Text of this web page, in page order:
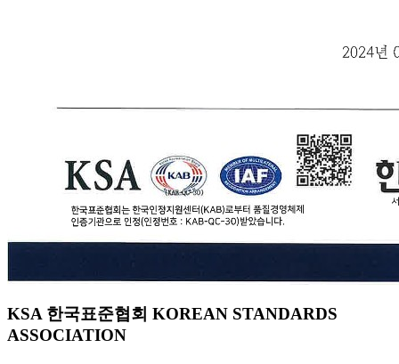
KSA 한국표준협회 KOREAN STANDARDS
ASSOCIATION